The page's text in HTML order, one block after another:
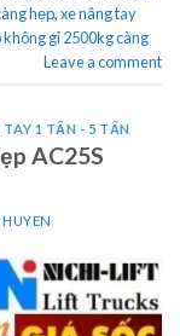
hẹp,xe nâng tay
gỉ 2500kg càng
Leave a comment
TAY 1 TẤN - 5 TẤN
AC25S
HUYEN